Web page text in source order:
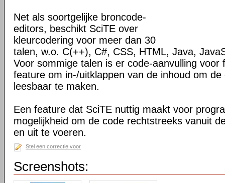
Net als soortgelijke broncode-
editors, beschikt SciTE over
kleurcodering voor meer dan 30
talen, w.o. C(++), C#, CSS, HTML, Java,
Voor sommige talen is er code-aanvulling voor
feature om in-/uitklappen van de inhoud om de
leesbaar te maken.
Een feature dat SciTE nuttig maakt voor
mogelijkheid om de code rechtstreeks vanuit
en uit te voeren.
Stel een correctie voor
Screenshots: